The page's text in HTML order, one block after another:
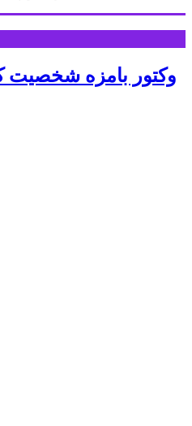
وکتور بامزه شخصیت